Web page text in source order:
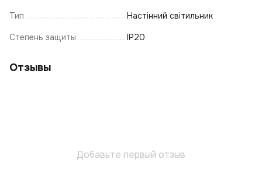
Тип Настінний світильник
Степень защиты IP20
Отзывы
Добавьте первый отзыв